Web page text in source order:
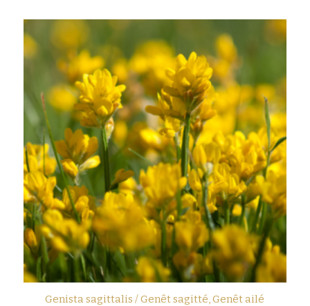
Genista sagittalis / Genêt sagitté, Genêt ailé